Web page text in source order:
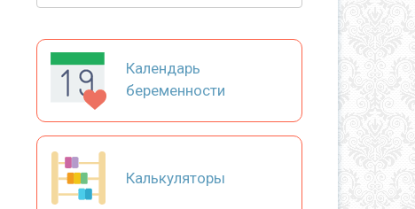
Календарь
беременности
Калькуляторы